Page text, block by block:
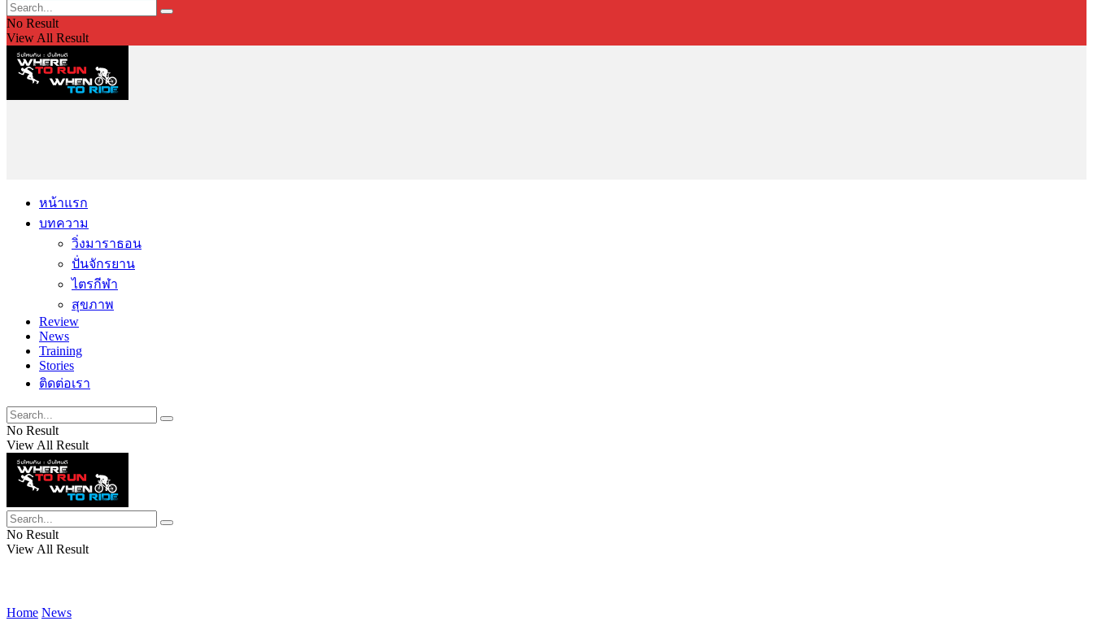
No Result
View All Result
หน้าแรก
บทความ
วิ่งมาราธอน
ปั่นจักรยาน
ไตรกีฬา
สุขภาพ
Review
News
Training
Stories
ติดต่อเรา
No Result
View All Result
No Result
View All Result
Home News